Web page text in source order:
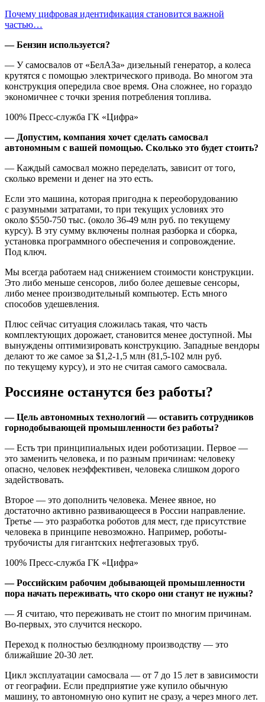
Почему цифровая идентификация становится важной
частью…
— Бензин используется?
— У самосвалов от «БелАЗа» дизельный генератор, а колеса
крутятся с помощью электрического привода. Во многом эта
конструкция опередила свое время. Она сложнее, но гораздо
экономичнее с точки зрения потребления топлива.
100% Пресс-служба ГК «Цифра»
— Допустим, компания хочет сделать самосвал
автономным с вашей помощью. Сколько это будет стоить?
— Каждый самосвал можно переделать, зависит от того,
сколько времени и денег на это есть.
Если это машина, которая пригодна к переоборудованию
с разумными затратами, то при текущих условиях это
около $550-750 тыс. (около 36-49 млн руб. по текущему
курсу). В эту сумму включены полная разборка и сборка,
установка программного обеспечения и сопровождение.
Под ключ.
Мы всегда работаем над снижением стоимости конструкции.
Это либо меньше сенсоров, либо более дешевые сенсоры,
либо менее производительный компьютер. Есть много
способов удешевления.
Плюс сейчас ситуация сложилась такая, что часть
комплектующих дорожает, становится менее доступной. Мы
вынуждены оптимизировать конструкцию. Западные вендоры
делают то же самое за $1,2-1,5 млн (81,5-102 млн руб.
по текущему курсу), и это не считая самого самосвала.
Россияне останутся без работы?
— Цель автономных технологий — оставить сотрудников
горнодобывающей промышленности без работы?
— Есть три принципиальных идеи роботизации. Первое —
это заменить человека, и по разным причинам: человеку
опасно, человек неэффективен, человека слишком дорого
задействовать.
Второе — это дополнить человека. Менее явное, но
достаточно активно развивающееся в России направление.
Третье — это разработка роботов для мест, где присутствие
человека в принципе невозможно. Например, роботы-
трубочисты для гигантских нефтегазовых труб.
100% Пресс-служба ГК «Цифра»
— Российским рабочим добывающей промышленности
пора начать переживать, что скоро они станут не нужны?
— Я считаю, что переживать не стоит по многим причинам.
Во-первых, это случится нескоро.
Переход к полностью безлюдному производству — это
ближайшие 20-30 лет.
Цикл эксплуатации самосвала — от 7 до 15 лет в зависимости
от географии. Если предприятие уже купило обычную
машину, то автономную оно купит не сразу, а через много лет.